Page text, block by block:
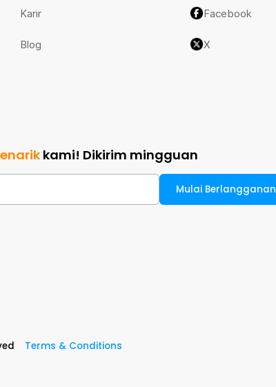
Karir
Blog
Facebook
X
kami! Dikirim mingguan
Mulai Berlangganan
Terms & Conditions